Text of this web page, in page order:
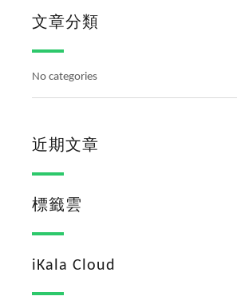
文章分類
No categories
近期文章
標籤雲
iKala Cloud